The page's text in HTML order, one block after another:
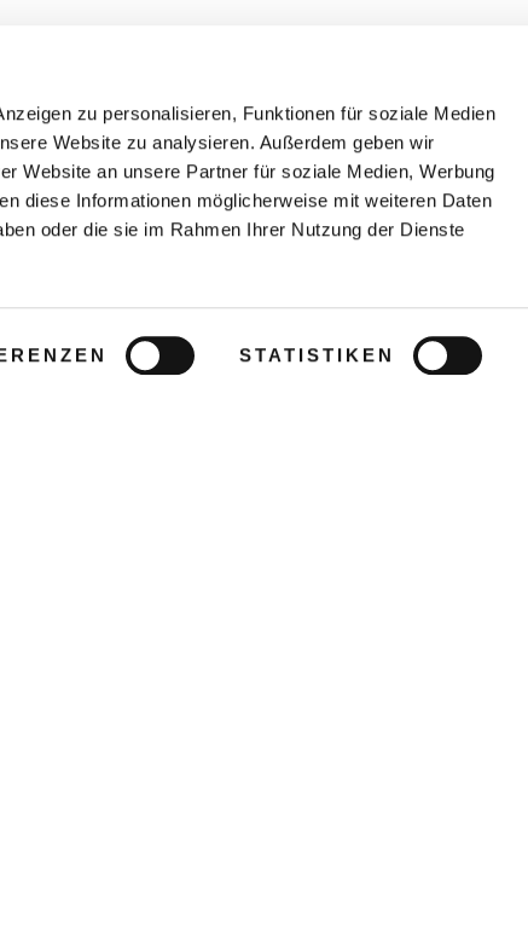
zu personalisieren, Funktionen für soziale Medien
Website zu analysieren. Außerdem geben wir
Website an unsere Partner für soziale Medien, Werbung
diese Informationen möglicherweise mit weiteren Daten
oder die sie im Rahmen Ihrer Nutzung der Dienste
STATISTIKEN